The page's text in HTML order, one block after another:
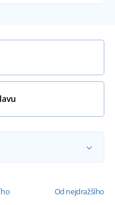
Od nejdražšího